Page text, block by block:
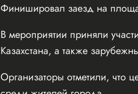
Финишировал заезд на
В мероприятии приняли
Казахстана, а также
Организаторы отметили, что